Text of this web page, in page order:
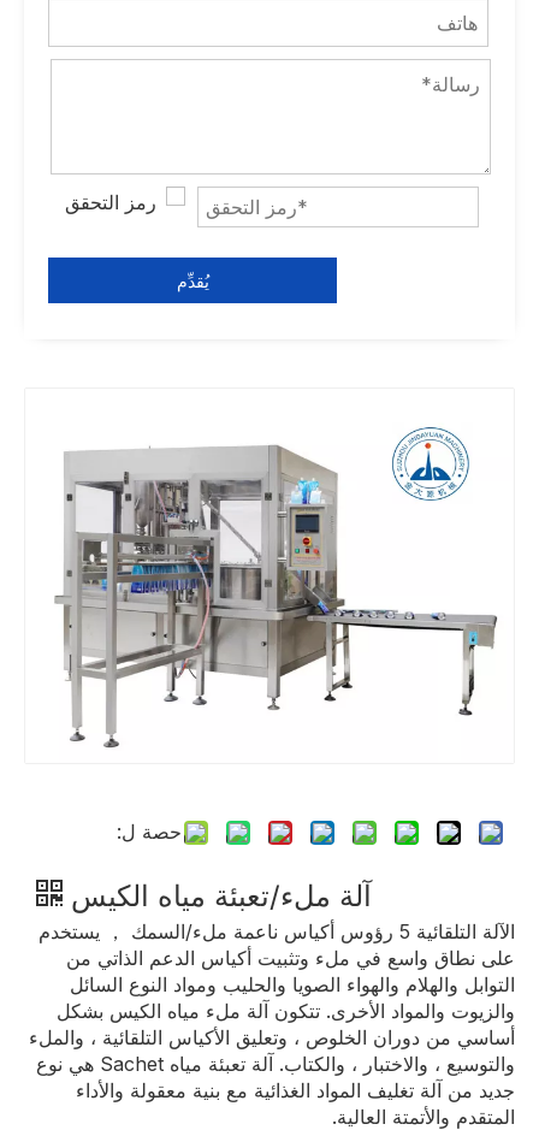
يُقدِّم
حصة ل:
آلة ملء/تعبئة مياه الكيس
الآلة التلقائية 5 رؤوس أكياس ناعمة ملء/السمك ， يستخدم
على نطاق واسع في ملء وتثبيت أكياس الدعم الذاتي من
التوابل والهلام والهواء الصويا والحليب ومواد النوع السائل
والزيوت والمواد الأخرى. تتكون آلة ملء مياه الكيس بشكل
أساسي من دوران الخلوص ، وتعليق الأكياس التلقائية ، والملء
والتوسيع ، والاختبار ، والكتاب. آلة تعبئة مياه Sachet هي نوع
جديد من آلة تغليف المواد الغذائية مع بنية معقولة والأداء
المتقدم والأتمتة العالية.